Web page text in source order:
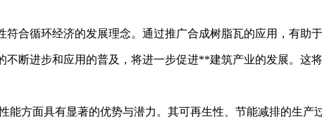
合循环经济的发展理念。通过推广合成树脂瓦的应用，有助
断进步和应用的普及，将进一步促进**建筑产业的发展。这
能方面具有显著的优势与潜力。其可再生性、节能减排的生